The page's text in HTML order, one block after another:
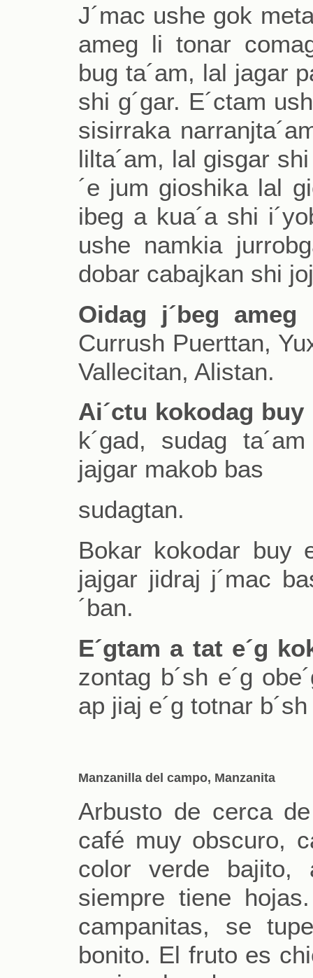
J´mac ushe gok
ameg li tonar
bug ta´am, lal jagar
shi g´gar. E´ctam
sisirraka
lilta´am, lal gisgar
´e jum gioshika lal
ibeg a kua´a shi
ushe namkia
dobar cabajkan shi
Oidag j´beg ameg
Currush Puerttan,
Vallecitan, Alistan.
Ai´ctu kokodag buy
k´gad, sudag
jajgar makob bas
sudagtan.
Bokar kokodar buy
jajgar jidraj j´mac
´ban.
E´gtam a tat e´g
zontag b´sh e´g
ap jiaj e´g totnar
Manzanilla del campo, Manzanita
Arbusto de cerca
café muy obscuro,
color verde bajito,
siempre tiene
campanitas, se
bonito. El fruto es